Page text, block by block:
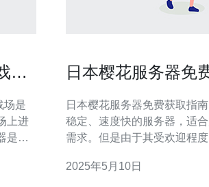
体
上进
是一
日本樱花服务器免
日本樱花服务器免费获取指南 日本樱花服务器是一款性能
稳定、速度快的服务器，适
需求。但是由于其受欢迎程
教您如何免费获取日本樱花服务器。 首先，您
2025年5月10日